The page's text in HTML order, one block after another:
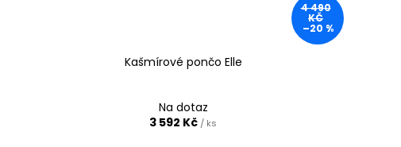
4 490
KČ
–20 %
Kašmírové pončo Elle
Na dotaz
3 592 Kč / ks